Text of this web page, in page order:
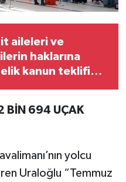
aileleri ve
haklarına
kanun teklifi
BİN 694 UÇAK
yolcu
Uraloğlu “Temmuz